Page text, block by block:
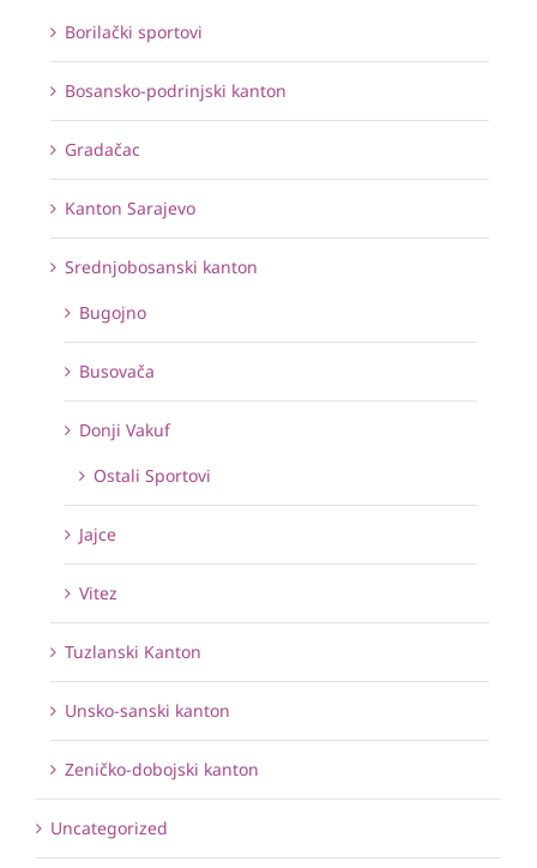
Borilački sportovi
Bosansko-podrinjski kanton
Gradačac
Kanton Sarajevo
Srednjobosanski kanton
Bugojno
Busovača
Donji Vakuf
Ostali Sportovi
Jajce
Vitez
Tuzlanski Kanton
Unsko-sanski kanton
Zeničko-dobojski kanton
Uncategorized